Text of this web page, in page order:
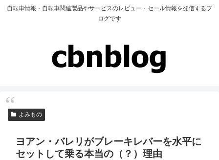
自転車情報・自転車関連製品やサービスのレビュー・セール情報を発信するブ
ログです
よみもの
ヨアン・バレリがブレーキレバーを水平に
セットして乗る本当の（？）理由